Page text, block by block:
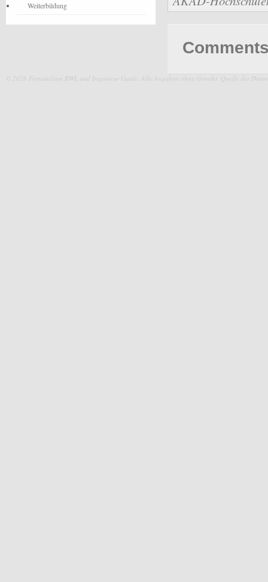
Weiterbildung
© 2026 Fernstudium BWL und Ingenieur Guide. Alle Angaben ohne Gewähr. Quelle der